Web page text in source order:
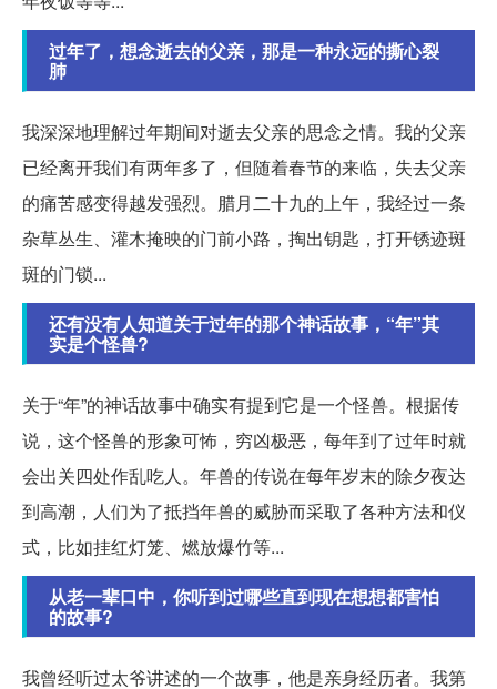
过年了，想念逝去的父亲，那是一种永远的撕心裂
肺
我深深地理解过年期间对逝去父亲的思念之情。我的父亲
已经离开我们有两年多了，但随着春节的来临，失去父亲
的痛苦感变得越发强烈。腊月二十九的上午，我经过一条
杂草丛生、灌木掩映的门前小路，掏出钥匙，打开锈迹斑
斑的门锁...
还有没有人知道关于过年的那个神话故事，“年”其
实是个怪兽?
关于“年”的神话故事中确实有提到它是一个怪兽。根据传
说，这个怪兽的形象可怖，穷凶极恶，每年到了过年时就
会出关四处作乱吃人。年兽的传说在每年岁末的除夕夜达
到高潮，人们为了抵挡年兽的威胁而采取了各种方法和仪
式，比如挂红灯笼、燃放爆竹等...
从老一辈口中，你听到过哪些直到现在想想都害怕
的故事?
我曾经听过太爷讲述的一个故事，他是亲身经历者。我第